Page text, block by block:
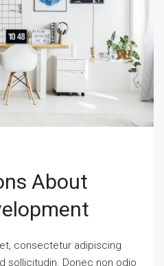
About
consectetur adipiscing
sollicitudin. Donec non odio